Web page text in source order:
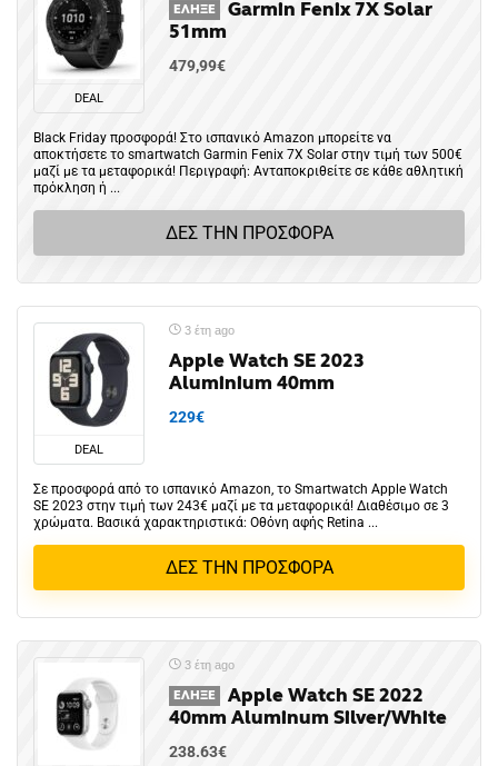
DEAL
ΈΛΗΞΕ
Garmin Fenix 7X Solar
51mm
479,99€
Black Friday προσφορά! Στο ισπανικό Amazon μπορείτε να
αποκτήσετε το smartwatch Garmin Fenix 7X Solar στην τιμή των 500€
μαζί με τα μεταφορικά! Περιγραφή: Ανταποκριθείτε σε κάθε αθλητική
πρόκληση ή ...
ΔΕΣ ΤΗΝ ΠΡΟΣΦΟΡΑ
DEAL
3 έτη ago
Apple Watch SE 2023
Aluminium 40mm
229€
Σε προσφορά από το ισπανικό Αmazon, το Smartwatch Apple Watch
SE 2023 στην τιμή των 243€ μαζί με τα μεταφορικά! Διαθέσιμο σε 3
χρώματα. Βασικά χαρακτηριστικά: Οθόνη αφής Retina ...
ΔΕΣ ΤΗΝ ΠΡΟΣΦΟΡΑ
3 έτη ago
ΈΛΗΞΕ
Apple Watch SE 2022
40mm Aluminum Silver/White
238.63€